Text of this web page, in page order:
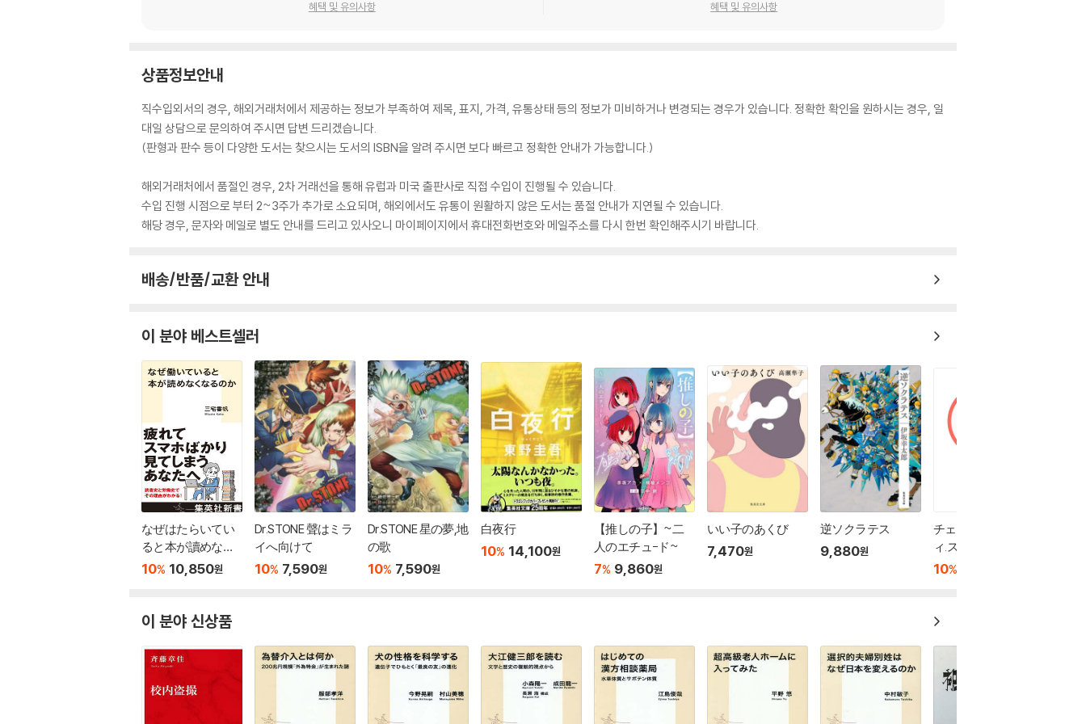
혜택 및 유의사항 혜택 및 유의사항
상품정보안내
직수입외서의 경우, 해외거래처에서 제공하는 정보가 부족하여 제목, 표지, 가격, 유통상태 등의 정보가 미비하거나 변경되는 경우가 있습니다. 정확한 확인을 원하시는 경우, 일
대일 상담으로 문의하여 주시면 답변 드리겠습니다.
(판형과 판수 등이 다양한 도서는 찾으시는 도서의 ISBN을 알려 주시면 보다 빠르고 정확한 안내가 가능합니다.)
해외거래처에서 품절인 경우, 2차 거래선을 통해 유럽과 미국 출판사로 직접 수입이 진행될 수 있습니다.
수입 진행 시점으로 부터 2~3주가 추가로 소요되며, 해외에서도 유통이 원활하지 않은 도서는 품절 안내가 지연될 수 있습니다.
해당 경우, 문자와 메일로 별도 안내를 드리고 있사오니 마이페이지에서 휴대전화번호와 메일주소를 다시 한번 확인해주시기 바랍니다.
배송/반품/교환 안내
이 분야 베스트셀러
なぜはたらいてい
ると本が讀めなく
なるのか
10% 10,850원
Dr.STONE 聲はミラ
イへ向けて
10% 7,590원
Dr.STONE 星の夢,地
の歌
10% 7,590원
白夜行
10% 14,100원
【推しの子】~二
人のエチュ-ド~
7% 9,860원
いい子のあくび
7,470원
逆ソクラテス
9,880원
チェンソ-マン バデ
ィ.スト-リ-ズ
10%
이 분야 신상품